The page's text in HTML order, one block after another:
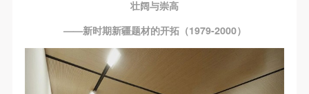
壮阔与崇高
——新时期新疆题材的开拓（1979-2000）